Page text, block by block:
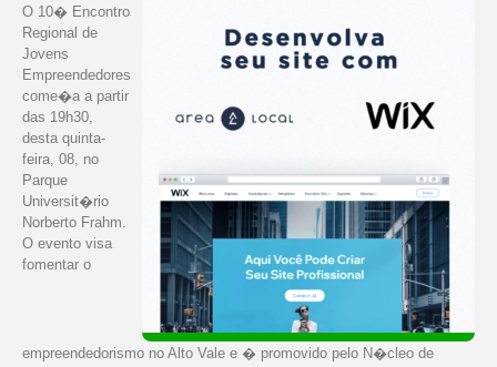
O 10� Encontro
Regional de
Jovens
Empreendedores
come�a a partir
das 19h30,
desta quinta-
feira, 08, no
Parque
Universit�rio
Norberto Frahm.
O evento visa
fomentar o
empreendedorismo no Alto Vale e � promovido pelo N�cleo de